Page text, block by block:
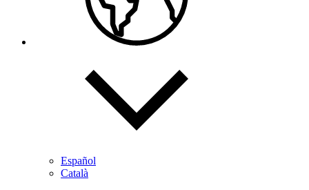
Español
Català